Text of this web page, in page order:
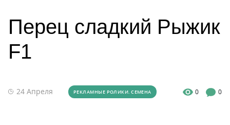
Перец сладкий Рыжик
F1
24 Апреля РЕКЛАМНЫЕ РОЛИКИ. СЕМЕНА 0 0